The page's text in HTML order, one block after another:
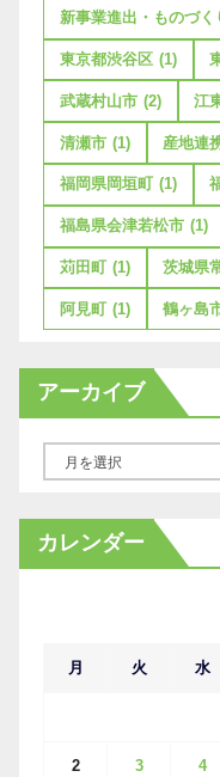
新事業進出・ものづ
東京都渋谷区 (1)
武蔵村山市 (2) 江
清瀬市 (1) 産地連
福岡県岡垣町 (1)
福島県会津若松市 (1)
苅田町 (1) 茨城県
阿見町 (1) 鶴ヶ島
アーカイブ
カ
イ
カレンダー
月 火 水
2 3 4